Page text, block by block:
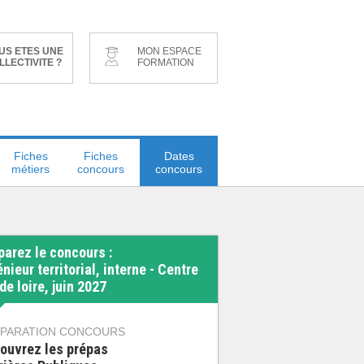
ETES UNE
?
MON ESPACE
FORMATION
Fiches
métiers
Fiches
concours
Dates
concours
le concours :
territorial, interne - Centre
loire, juin 2027
CONCOURS
les prépas